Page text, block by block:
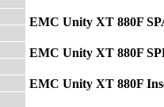
EMC Unity XT 880F
EMC Unity XT 880F
EMC Unity XT 880F